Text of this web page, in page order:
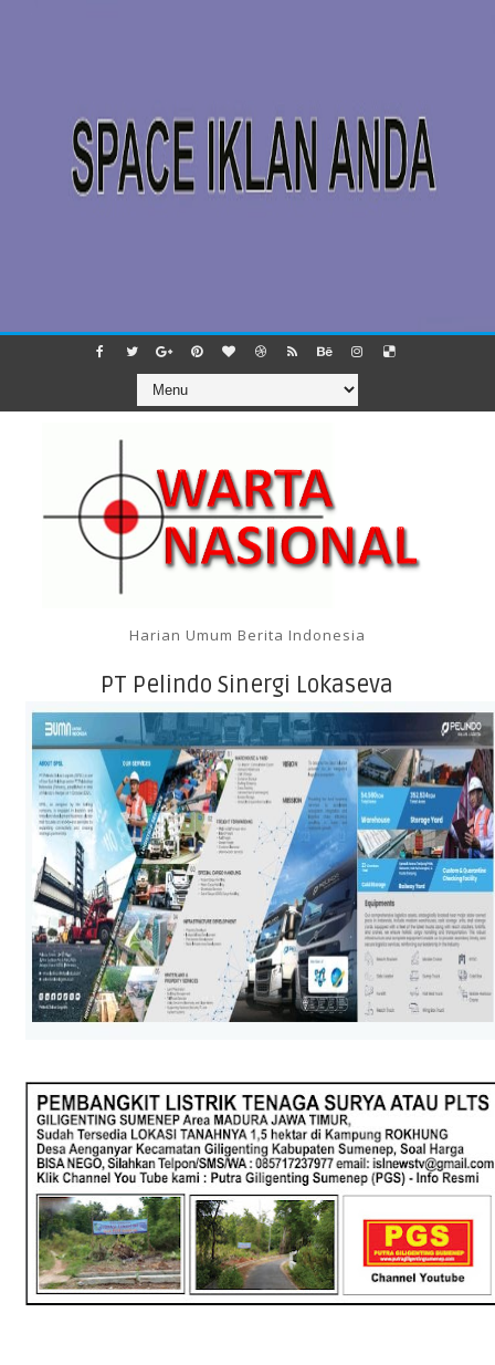
Harian Umum Berita Indonesia
PT Pelindo Sinergi Lokaseva